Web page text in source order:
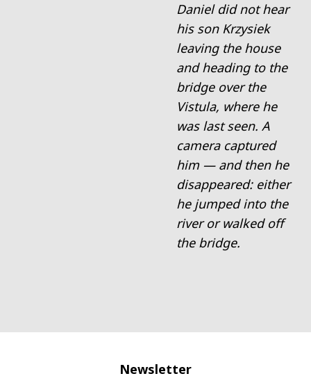
Daniel did not hear
his son Krzysiek
leaving the house
and heading to the
bridge over the
Vistula, where he
was last seen. A
camera captured
him — and then he
disappeared: either
he jumped into the
river or walked off
the bridge.
Newsletter